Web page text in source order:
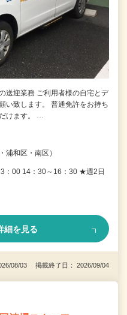
送迎業務 ご利用者様の自宅とデ
い致します。 普通免許をお持ち
けます。 …
浦和区・南区）
：00 14：30～16：30 ★週2日
細を見る
08/03 掲載終了日： 2026/09/04